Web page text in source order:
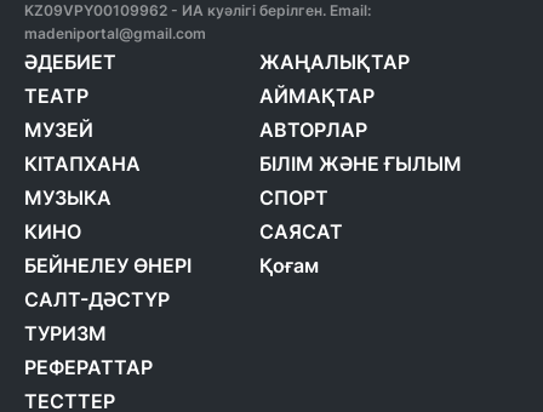
KZ09VPY00109962 - ИА куәлігі берілген. Email:
madeniportal@gmail.com
ӘДЕБИЕТ
ТЕАТР
МУЗЕЙ
КІТАПХАНА
МУЗЫКА
КИНО
БЕЙНЕЛЕУ ӨНЕРІ
САЛТ-ДӘСТҮР
ТУРИЗМ
РЕФЕРАТТАР
ТЕСТТЕР
ЖАҢАЛЫҚТАР
АЙМАҚТАР
АВТОРЛАР
БІЛІМ ЖӘНЕ ҒЫЛЫМ
СПОРТ
САЯСАТ
Қоғам